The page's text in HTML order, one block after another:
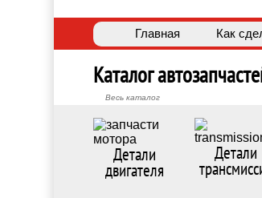
Главная Как
Каталог
Весь каталог
Детали
двигателя
Детали